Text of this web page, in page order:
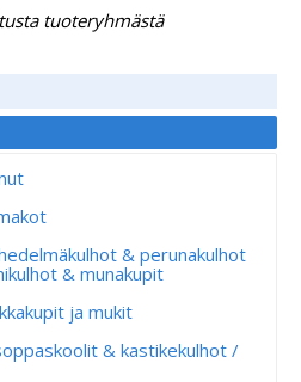
tuoteryhmästä
& perunakulhot
& munakupit
ja mukit
& kastikekulhot /